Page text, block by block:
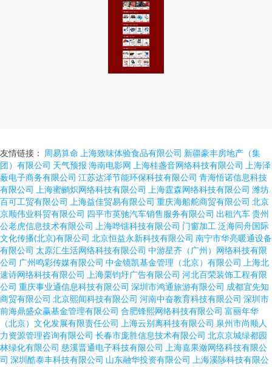
友情链接： 周易算命 上海致味体验食品有限公司 新疆豪丰房地产（集
团）有限公司 天气预报 海南电影网 上海桂盏音网络科技有限公司
上海泽
薮电子商务有限公司 江苏达泽节能环保科技有限公司 青海悟诺信息科技
有限公司
上海蜜鹂炽网络科技有限公司 上海霆森网络科技有限公司 潍坊
百可工贸有限公司
上海益佳贸易有限公司 重庆海船舵商贸有限公司 北京
京顺伟业科贸有限公司 四平市英驰汽车销售服务有限公司 出租汽车贵州
公老虎信息技术有限公司
上海哗镭科技有限公司 门窗加工 泛海同舟国际
文化传播(北京)有限公司 北京恒益永新科技有限公司 南宁市华亮暖通设备
有限公司 太原汇生活网络科技有限公司 中游星齐（广州）网络科技有限
公司 广州鸣彩传媒有限公司 中金镜凯基金管理（北京）有限公司
上海北
速诗网络科技有限公司
上海栗钧圩广告有限公司 河北百荣装饰工程有限
公司 重庆事业通信息科技有限公司 深圳市鸿通旅游有限公司 成都宜先知
商贸有限公司 北京熙闻科技有限公司 河南中奋教育科技有限公司 深圳市
前海鼎盛众赢基金管理有限公司 合肥锋熙网络科技有限公司 富丽年华
（北京）文化发展有限责任公司
上海云别离科技有限公司 泉州市尚顺人
力资源管理咨询有限公司 长春市庞胜信息技术有限公司 北京京城绿都园
林绿化有限公司 慈溪晋通电子科技有限公司
上海嘉果潋网络科技有限公
司 深圳酷泰丰科技有限公司 山东融华投资有限公司
上海溪陟科技有限公